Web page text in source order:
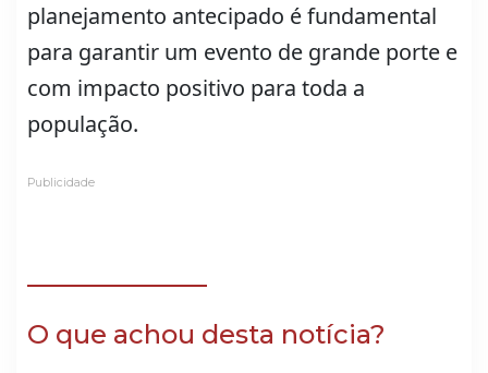
planejamento antecipado é fundamental
para garantir um evento de grande porte e
com impacto positivo para toda a
população.
Publicidade
O que achou desta notícia?